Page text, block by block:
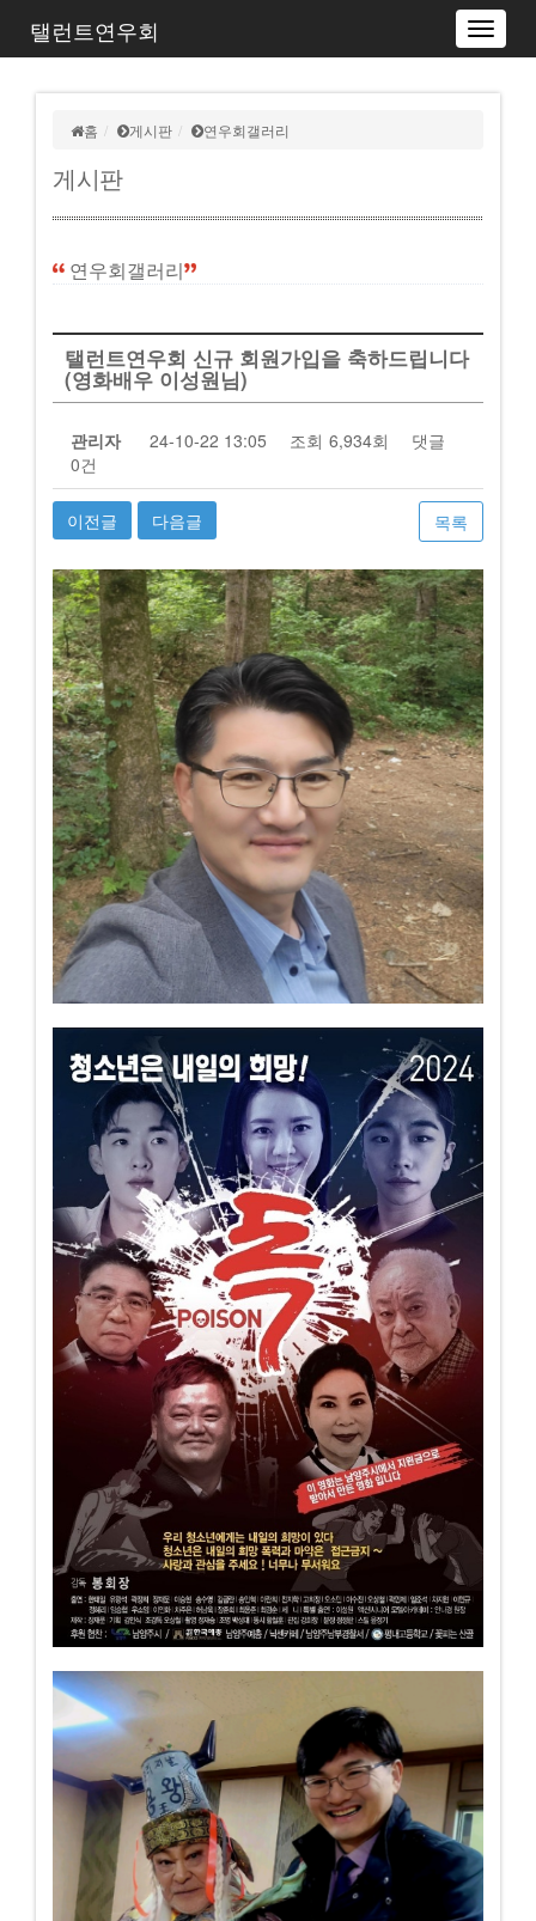
Toggle
탤런트연우회
홈 게시판 연우회갤러리
게시판
연우회갤러리
탤런트연우회 신규 회원가입을 축하드립니다
(영화배우 이성원님)
관리자 24-10-22 13:05 조회 6,934회
댓글
0건
이전글 다음글 목록